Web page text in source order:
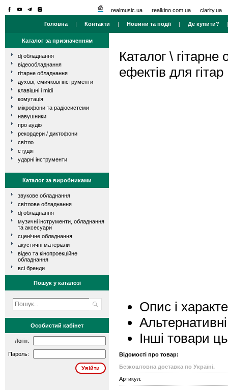
realmusic.ua realkino.com.ua clarity.ua
Головна | Контакти | Новини та події| Де купити?
Каталог за призначенням
dj обладнання
відеообладнання
гітарне обладнання
духові, смичкові інструменти
клавішні і midi
комутація
мікрофони та радіосистеми
навушники
про аудіо
рекордери / диктофони
світло
студія
ударні інструменти
Каталог за виробниками
звукове обладнання
світлове обладнання
dj обладнання
музичні інструменти, обладнання
та аксесуари
сценічне обладнання
акустичні матеріали
відео та кінопроекційне
обладнання
всі бренди
Пошук у каталозі
Особистий кабінет
Логін:
Пароль:
Каталог \ гітарне
ефектів для гітар
Опис і
Інші товари
Відомості про товар:
Безкоштовна доставка по Україні.
Артикул: